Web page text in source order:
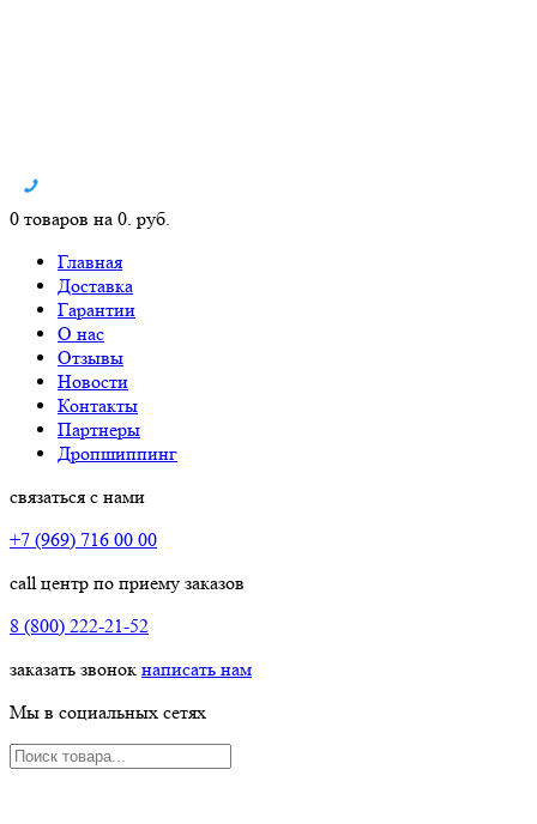
0 товаров на 0. руб.
Главная
Доставка
Гарантии
О нас
Отзывы
Новости
Контакты
Партнеры
Дропшиппинг
связаться с нами
+7 (969) 716 00 00
call центр по приему заказов
8 (800) 222-21-52
заказать звонок написать нам
Мы в социальных сетях